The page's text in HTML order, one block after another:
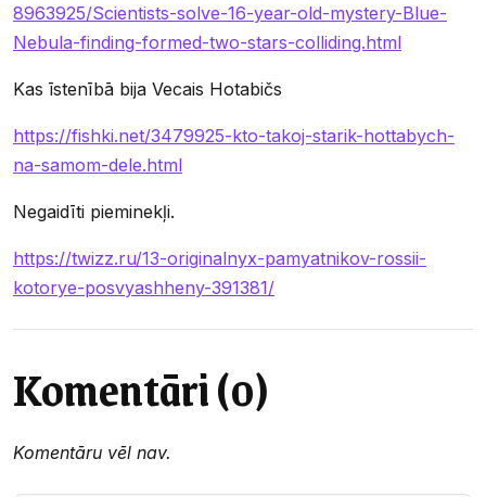
8963925/Scientists-solve-16-year-old-mystery-Blue-
Nebula-finding-formed-two-stars-colliding.html
Kas īstenībā bija Vecais Hotabičs
https://fishki.net/3479925-kto-takoj-starik-hottabych-
na-samom-dele.html
Negaidīti pieminekļi.
https://twizz.ru/13-originalnyx-pamyatnikov-rossii-
kotorye-posvyashheny-391381/
Komentāri (0)
Komentāru vēl nav.